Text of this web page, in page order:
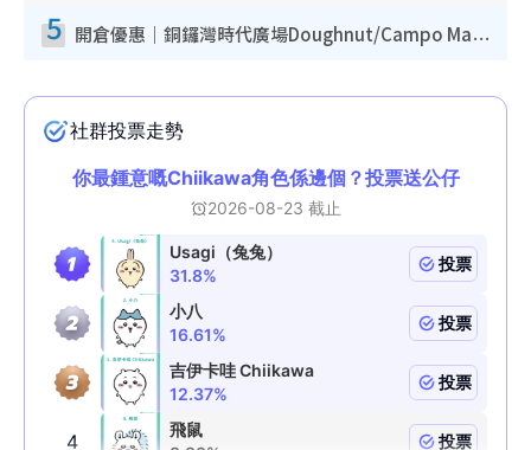
5 開倉優惠｜銅鑼灣時代廣場Doughnut/Campo Marzio開倉低至1折！背囊、書包、手袋劈價$200起